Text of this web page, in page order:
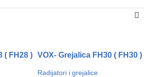
( FH28 ) VOX- Grejalica FH30 ( FH30 )
Radijatori i grejalice